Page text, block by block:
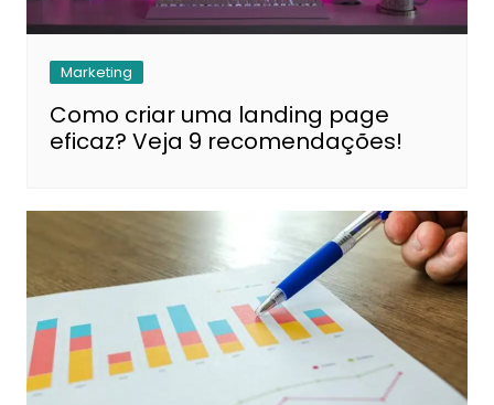
Marketing
Como criar uma landing page
eficaz? Veja 9 recomendações!